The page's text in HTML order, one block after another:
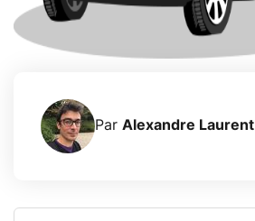
Par Alexandre Laurent